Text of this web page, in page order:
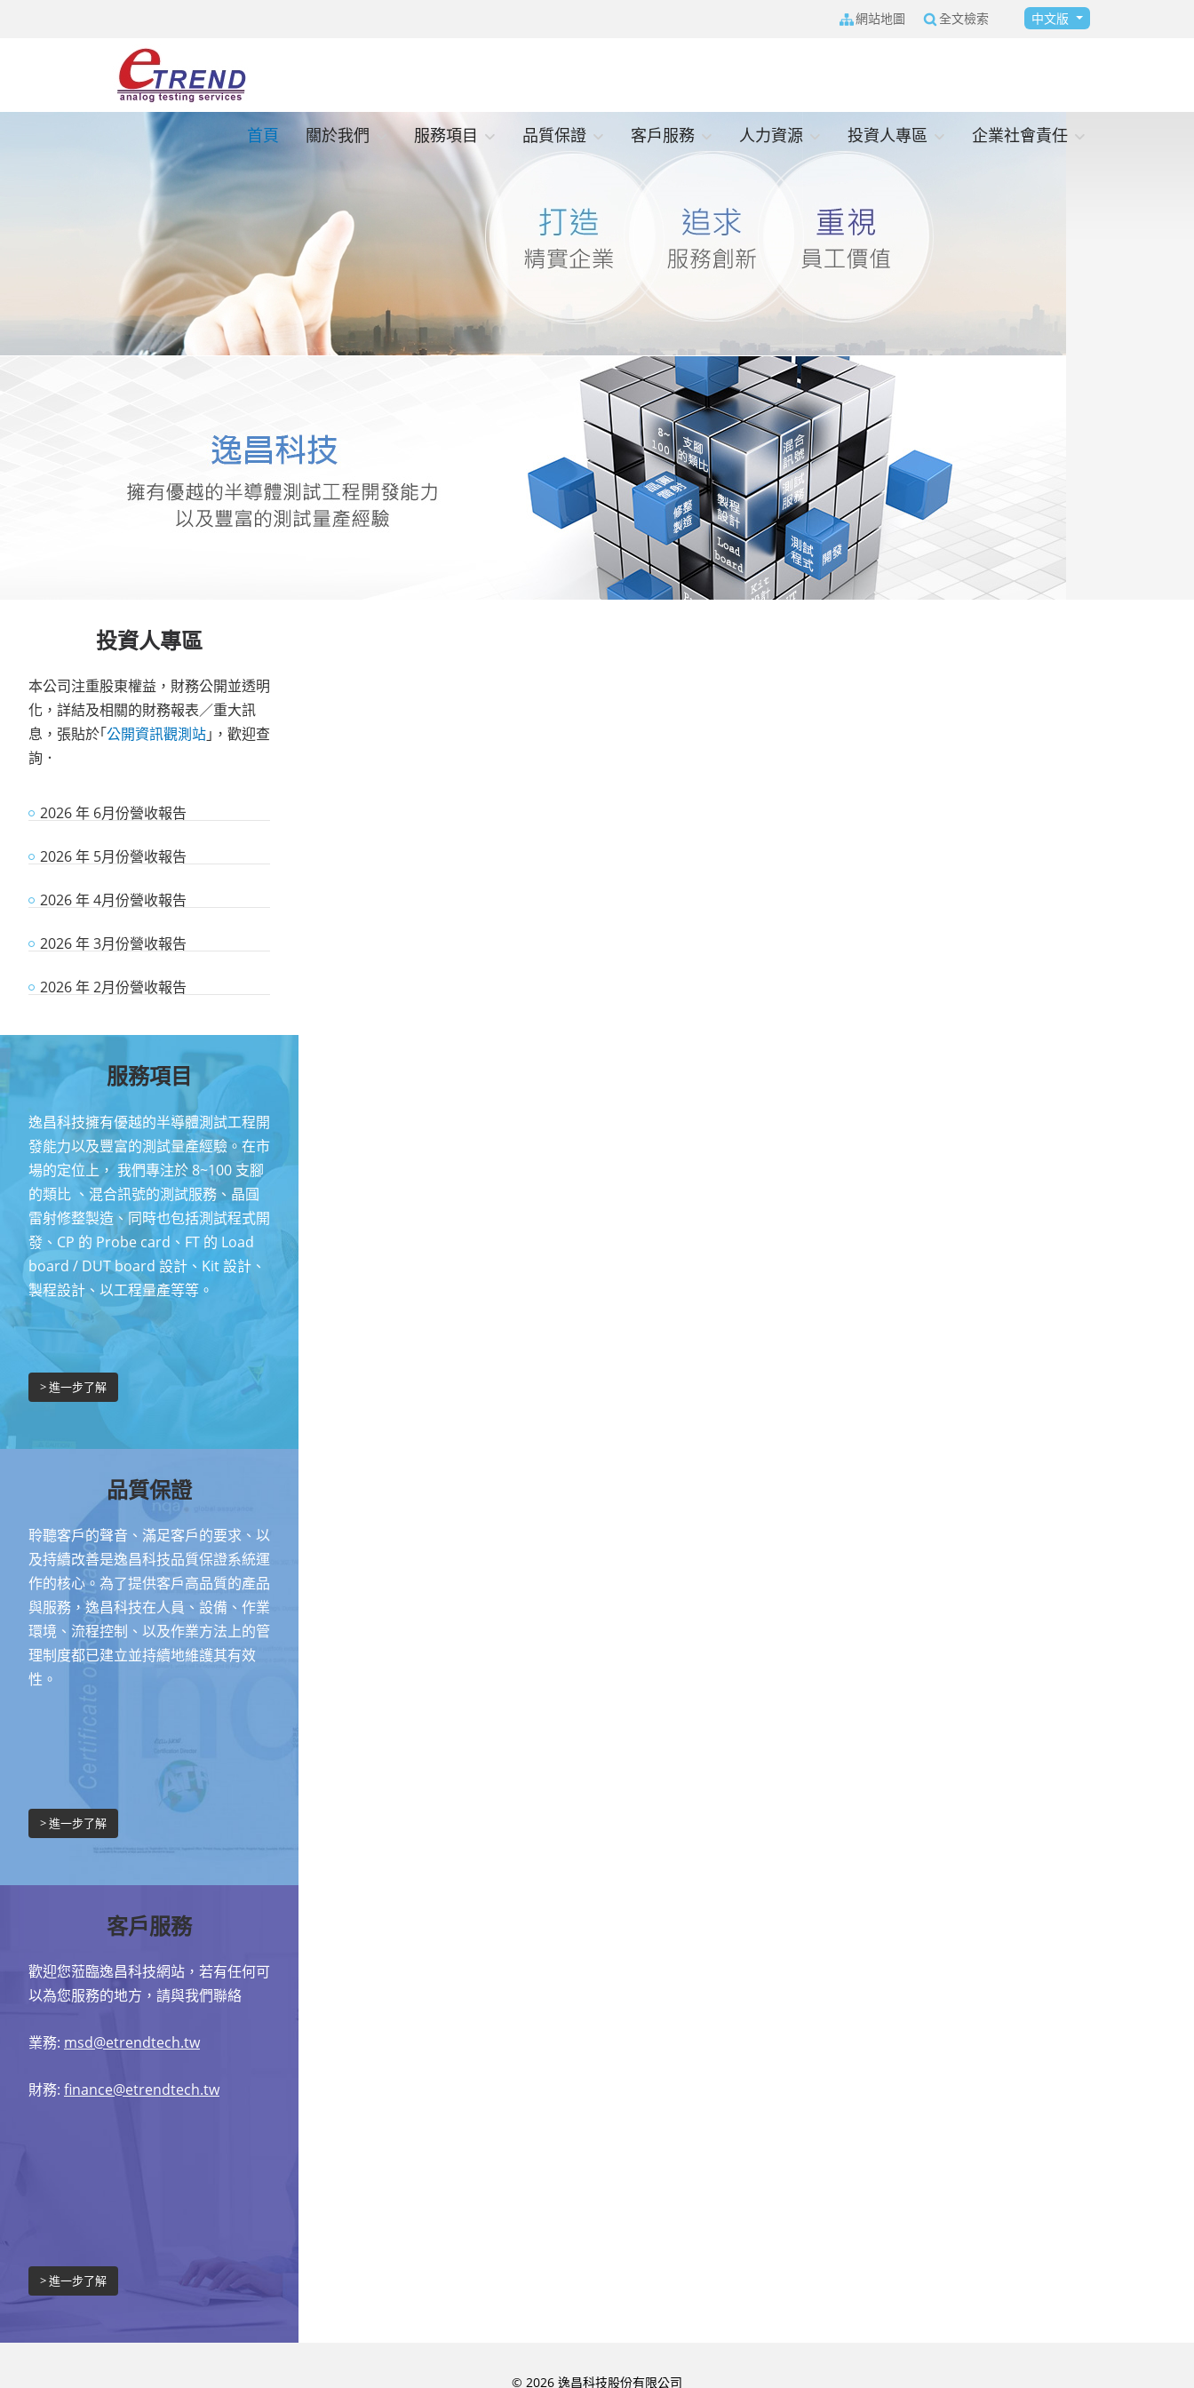
網站地圖 全文檢索 選擇你的語言
中文版
首頁 關於我們 服務項目 品質保證 客戶服務 人力資源 投資人專區 企業社會責任
投資人專區
本公司注重股東權益，財務公開並透明
化，詳結及相關的財務報表／重大訊
息，張貼於｢公開資訊觀測站｣，歡迎查
詢．
2026 年 6月份營收報告
2026 年 5月份營收報告
2026 年 4月份營收報告
2026 年 3月份營收報告
2026 年 2月份營收報告
服務項目
逸昌科技擁有優越的半導體測試工程開
發能力以及豐富的測試量產經驗。在市
場的定位上， 我們專注於 8~100 支腳
的類比 、混合訊號的測試服務、晶圓
雷射修整製造、同時也包括測試程式開
發、CP 的 Probe card、FT 的 Load
board / DUT board 設計、Kit 設計、
製程設計、以工程量產等等。
> 進一步了解
品質保證
聆聽客戶的聲音、滿足客戶的要求、以
及持續改善是逸昌科技品質保證系統運
作的核心。為了提供客戶高品質的產品
與服務，逸昌科技在人員、設備、作業
環境、流程控制、以及作業方法上的管
理制度都已建立並持續地維護其有效
性。
> 進一步了解
客戶服務
歡迎您蒞臨逸昌科技網站，若有任何可
以為您服務的地方，請與我們聯絡
業務: msd@etrendtech.tw
財務: finance@etrendtech.tw
> 進一步了解
© 2026 逸昌科技股份有限公司